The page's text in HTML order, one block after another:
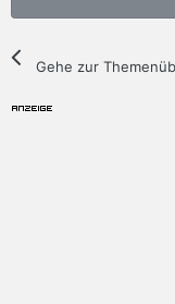
Gehe zur